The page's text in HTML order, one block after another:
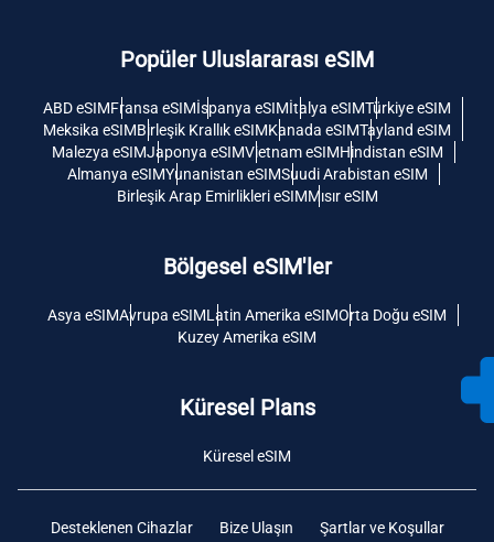
Popüler Uluslararası eSIM
ABD eSIMFransa eSIMİspanya eSIMİtalya eSIMTürkiye eSIM
Meksika eSIMBirleşik Krallık eSIMKanada eSIMTayland eSIM
Malezya eSIMJaponya eSIMVietnam eSIMHindistan eSIM
Almanya eSIMYunanistan eSIMSuudi Arabistan eSIM
Birleşik Arap Emirlikleri eSIMMısır eSIM
Bölgesel eSIM'ler
Asya eSIMAvrupa eSIMLatin Amerika eSIMOrta Doğu eSIM
Kuzey Amerika eSIM
Küresel Plans
Küresel eSIM
Desteklenen Cihazlar Bize Ulaşın Şartlar ve Koşullar